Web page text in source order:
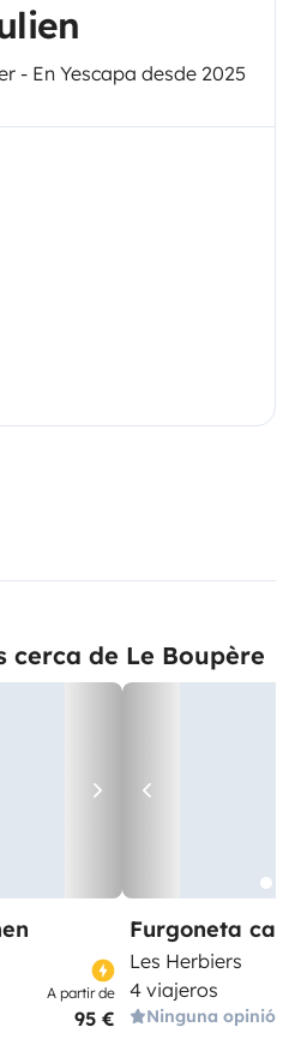
- En Yescapa desde 2025
cerca de Le Boupère
A partir de
95 €
Furgoneta
Les Herbiers
4 viajeros
Ninguna opinión